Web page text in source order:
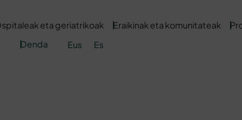
eta geriatrikoak Eraikinak eta komunitateak
Denda
Eus Es